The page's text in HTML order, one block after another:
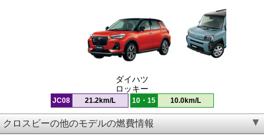
ダイハツ
ロッキー
JC08 21.2km/L 10・15 10.0km/L
クロスビーの他のモデルの燃費情報